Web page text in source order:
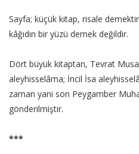
Sayfa; küçük kitap, risale
kâğıdın bir yüzü demek değildir.
Dört büyük kitaptan, Tevrat
aleyhisselâma; İncil İsa
zaman yani son Peygamber
gönderilmiştir.
***